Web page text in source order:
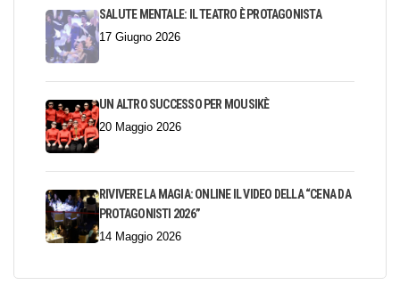
SALUTE MENTALE: IL TEATRO È PROTAGONISTA
17 Giugno 2026
UN ALTRO SUCCESSO PER MOUSIKÈ
20 Maggio 2026
RIVIVERE LA MAGIA: ONLINE IL VIDEO DELLA “CENA DA
PROTAGONISTI 2026”
14 Maggio 2026